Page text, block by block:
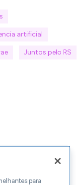
artificial
Juntos pelo RS
para